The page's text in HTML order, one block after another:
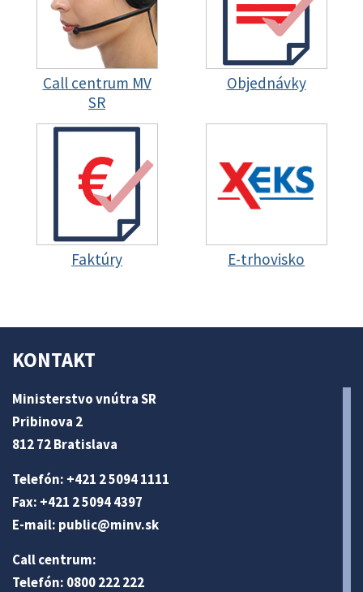
Call centrum MV
SR
Objednávky
Faktúry E-trhovisko
KONTAKT
Ministerstvo vnútra SR
Pribinova 2
812 72 Bratislava
Telefón: +421 2 5094 1111
Fax: +421 2 5094 4397
E-mail: public@minv.sk
Call centrum:
Telefón: 0800 222 222